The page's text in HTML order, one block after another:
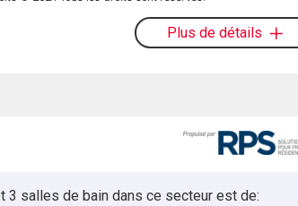
Plus de détails
3 salles de bain dans ce secteur est de: